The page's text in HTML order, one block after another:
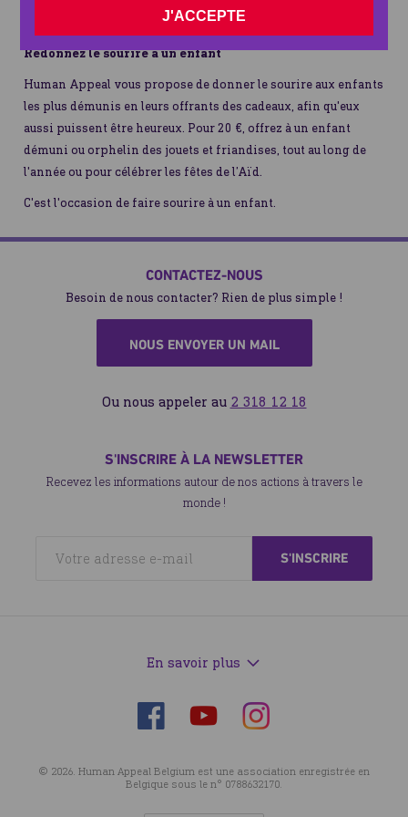
J'ACCEPTE
Redonnez le sourire à un enfant
Human Appeal vous propose de donner le sourire aux enfants
les plus démunis en leurs offrants des cadeaux, afin qu'eux
aussi puissent être heureux. Pour 20 €, offrez à un enfant
démuni ou orphelin des jouets et friandises, tout au long de
l'année ou pour célébrer les fêtes de l’Aïd.
C'est l'occasion de faire sourire à un enfant.
CONTACTEZ-NOUS
Besoin de nous contacter? Rien de plus simple !
NOUS ENVOYER UN MAIL
Ou nous appeler au 2 318 12 18
S'INSCRIRE À LA NEWSLETTER
Recevez les informations autour de nos actions à travers le
monde !
En savoir plus
Suivez-
nous
Facebook
Suivez-
YouTube
Suivez-
nous
Instagram
© 2026. Human Appeal Belgium est une association enregistrée en
Belgique sous le n° 0788632170.